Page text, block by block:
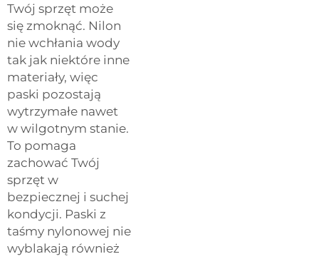
Twój sprzęt może
się zmoknąć. Nilon
nie wchłania wody
tak jak niektóre inne
materiały, więc
paski pozostają
wytrzymałe nawet
w wilgotnym stanie.
To pomaga
zachować Twój
sprzęt w
bezpiecznej i suchej
kondycji. Paski z
taśmy nylonowej nie
wyblakają również